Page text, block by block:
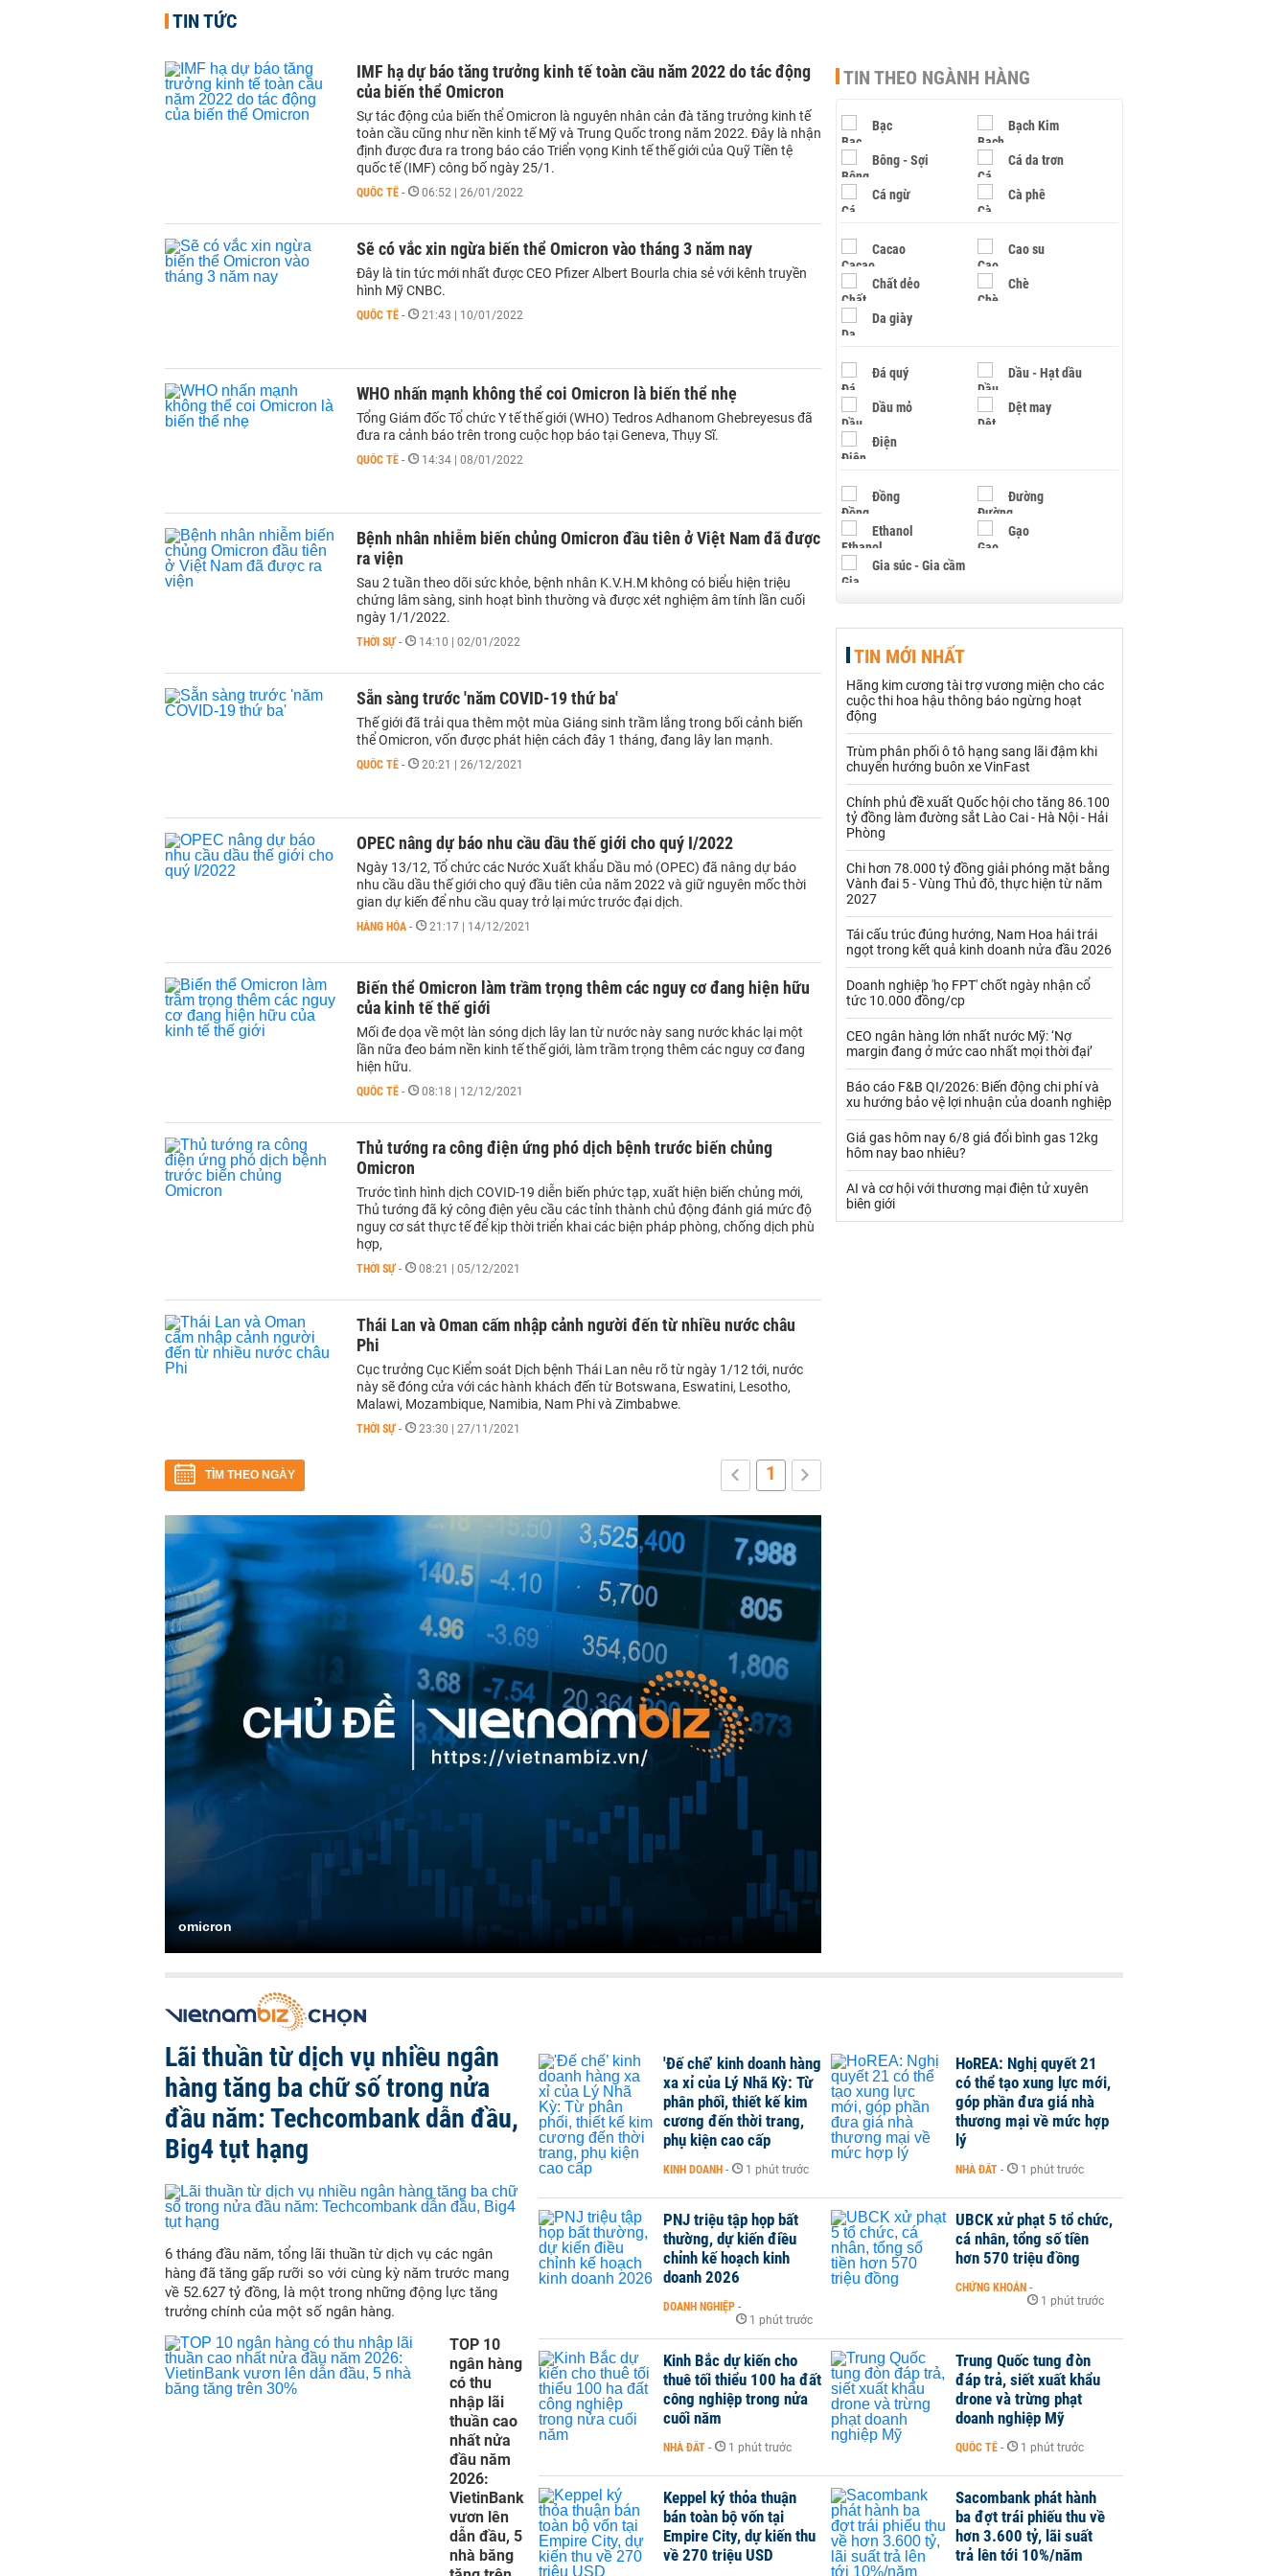
TIN TỨC
IMF hạ dự báo tăng trưởng kinh tế toàn cầu năm 2022 do tác động
của biến thể Omicron
Sự tác động của biến thể Omicron là nguyên nhân cản đà tăng trưởng kinh tế
toàn cầu cũng như nền kinh tế Mỹ và Trung Quốc trong năm 2022. Đây là nhận
định được đưa ra trong báo cáo Triển vọng Kinh tế thế giới của Quỹ Tiền tệ
quốc tế (IMF) công bố ngày 25/1.
QUỐC TẾ - 06:52 | 26/01/2022
Sẽ có vắc xin ngừa biến thể Omicron vào tháng 3 năm nay
Đây là tin tức mới nhất được CEO Pfizer Albert Bourla chia sẻ với kênh truyền
hình Mỹ CNBC.
QUỐC TẾ - 21:43 | 10/01/2022
WHO nhấn mạnh không thể coi Omicron là biến thể nhẹ
Tổng Giám đốc Tổ chức Y tế thế giới (WHO) Tedros Adhanom Ghebreyesus đã
đưa ra cảnh báo trên trong cuộc họp báo tại Geneva, Thụy Sĩ.
QUỐC TẾ - 14:34 | 08/01/2022
Bệnh nhân nhiễm biến chủng Omicron đầu tiên ở Việt Nam đã được
ra viện
Sau 2 tuần theo dõi sức khỏe, bệnh nhân K.V.H.M không có biểu hiện triệu
chứng lâm sàng, sinh hoạt bình thường và được xét nghiệm âm tính lần cuối
ngày 1/1/2022.
THỜI SỰ - 14:10 | 02/01/2022
Sẵn sàng trước 'năm COVID-19 thứ ba'
Thế giới đã trải qua thêm một mùa Giáng sinh trầm lắng trong bối cảnh biến
thể Omicron, vốn được phát hiện cách đây 1 tháng, đang lây lan mạnh.
QUỐC TẾ - 20:21 | 26/12/2021
OPEC nâng dự báo nhu cầu dầu thế giới cho quý I/2022
Ngày 13/12, Tổ chức các Nước Xuất khẩu Dầu mỏ (OPEC) đã nâng dự báo
nhu cầu dầu thế giới cho quý đầu tiên của năm 2022 và giữ nguyên mốc thời
gian dự kiến để nhu cầu quay trở lại mức trước đại dịch.
HÀNG HÓA - 21:17 | 14/12/2021
Biến thể Omicron làm trầm trọng thêm các nguy cơ đang hiện hữu
của kinh tế thế giới
Mối đe dọa về một làn sóng dịch lây lan từ nước này sang nước khác lại một
lần nữa đeo bám nền kinh tế thế giới, làm trầm trọng thêm các nguy cơ đang
hiện hữu.
QUỐC TẾ - 08:18 | 12/12/2021
Thủ tướng ra công điện ứng phó dịch bệnh trước biến chủng
Omicron
Trước tình hình dịch COVID-19 diễn biến phức tạp, xuất hiện biến chủng mới,
Thủ tướng đã ký công điện yêu cầu các tỉnh thành chủ động đánh giá mức độ
nguy cơ sát thực tế để kịp thời triển khai các biện pháp phòng, chống dịch phù
hợp,
THỜI SỰ - 08:21 | 05/12/2021
Thái Lan và Oman cấm nhập cảnh người đến từ nhiều nước châu
Phi
Cục trưởng Cục Kiểm soát Dịch bệnh Thái Lan nêu rõ từ ngày 1/12 tới, nước
này sẽ đóng cửa với các hành khách đến từ Botswana, Eswatini, Lesotho,
Malawi, Mozambique, Namibia, Nam Phi và Zimbabwe.
THỜI SỰ - 23:30 | 27/11/2021
TÌM THEO NGÀY 1
omicron
TIN THEO NGÀNH HÀNG
Bạc Bạch Kim
Bông - Sợi Cá da trơn
Cá ngừ Cà phê
Cacao Cao su
Chất dẻo Chè
Da giày
Đá quý Dầu - Hạt dầu
Dầu mỏ Dệt may
Điện
Đồng Đường
Ethanol Gạo
Gia súc - Gia cầm
Hạt điều
Khí đốt
Kim loại khác Mắc ca
Nhựa - Hạt nhựa
Palladium Phân bón
Rau - Củ -Quả
Sữa
Than Thức ăn chăn nuôi
Vàng
VLXD khác
Xi măng - Clynker
TIN MỚI NHẤT
Hãng kim cương tài trợ vương miện cho các
cuộc thi hoa hậu thông báo ngừng hoạt
động
Trùm phân phối ô tô hạng sang lãi đậm khi
chuyển hướng buôn xe VinFast
Chính phủ đề xuất Quốc hội cho tăng 86.100
tỷ đồng làm đường sắt Lào Cai - Hà Nội - Hải
Phòng
Chi hơn 78.000 tỷ đồng giải phóng mặt bằng
Vành đai 5 - Vùng Thủ đô, thực hiện từ năm
2027
Tái cấu trúc đúng hướng, Nam Hoa hái trái
ngọt trong kết quả kinh doanh nửa đầu 2026
Doanh nghiệp 'họ FPT' chốt ngày nhận cổ
tức 10.000 đồng/cp
CEO ngân hàng lớn nhất nước Mỹ: ‘Nợ
margin đang ở mức cao nhất mọi thời đại’
Báo cáo F&B QI/2026: Biến động chi phí và
xu hướng bảo vệ lợi nhuận của doanh nghiệp
Giá gas hôm nay 6/8 giá đổi bình gas 12kg
hôm nay bao nhiêu?
AI và cơ hội với thương mại điện tử xuyên
biên giới
Lãi thuần từ dịch vụ nhiều ngân
hàng tăng ba chữ số trong nửa
đầu năm: Techcombank dẫn đầu,
Big4 tụt hạng
6 tháng đầu năm, tổng lãi thuần từ dịch vụ các ngân
hàng đã tăng gấp rưỡi so với cùng kỳ năm trước mang
về 52.627 tỷ đồng, là một trong những động lực tăng
trưởng chính của một số ngân hàng.
TOP 10
ngân hàng
có thu
nhập lãi
thuần cao
nhất nửa
đầu năm
2026:
VietinBank
vươn lên
dẫn đầu, 5
nhà băng
'Đế chế’ kinh doanh hàng
xa xỉ của Lý Nhã Kỳ: Từ
phân phối, thiết kế kim
cương đến thời trang,
phụ kiện cao cấp
KINH DOANH - 1 phút trước
HoREA: Nghị quyết 21
có thể tạo xung lực mới,
góp phần đưa giá nhà
thương mại về mức hợp
lý
NHÀ ĐẤT - 1 phút trước
PNJ triệu tập họp bất
thường, dự kiến điều
chỉnh kế hoạch kinh
doanh 2026
DOANH NGHIỆP -
1 phút trước
UBCK xử phạt 5 tổ chức,
cá nhân, tổng số tiền
hơn 570 triệu đồng
CHỨNG KHOÁN -
1 phút trước
Kinh Bắc dự kiến cho
thuê tối thiểu 100 ha đất
công nghiệp trong nửa
cuối năm
NHÀ ĐẤT - 1 phút trước
Trung Quốc tung đòn
đáp trả, siết xuất khẩu
drone và trừng phạt
doanh nghiệp Mỹ
QUỐC TẾ - 1 phút trước
Keppel ký thỏa thuận
bán toàn bộ vốn tại
Empire City, dự kiến thu
về 270 triệu USD
Sacombank phát hành
ba đợt trái phiếu thu về
hơn 3.600 tỷ, lãi suất
trả lên tới 10%/năm